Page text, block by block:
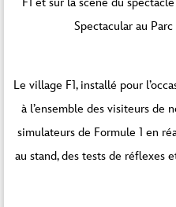
Spectacular au
Le village F1, installé pour
à l’ensemble des visiteurs de
simulateurs de Formule 1 en
au stand, des tests de réflexes